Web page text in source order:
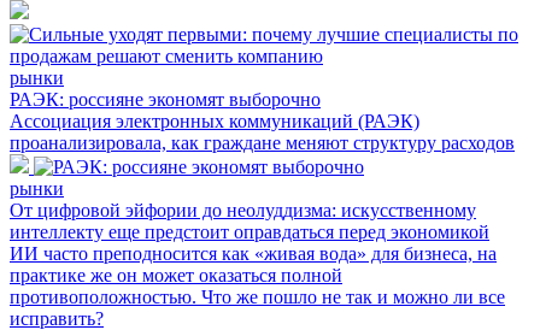
рынки
РАЭК: россияне экономят выборочно
Ассоциация электронных коммуникаций (РАЭК)
проанализировала, как граждане меняют структуру расходов
рынки
От цифровой эйфории до неолуддизма: искусственному
интеллекту еще предстоит оправдаться перед экономикой
ИИ часто преподносится как «живая вода» для бизнеса, на
практике же он может оказаться полной
противоположностью. Что же пошло не так и можно ли все
исправить?